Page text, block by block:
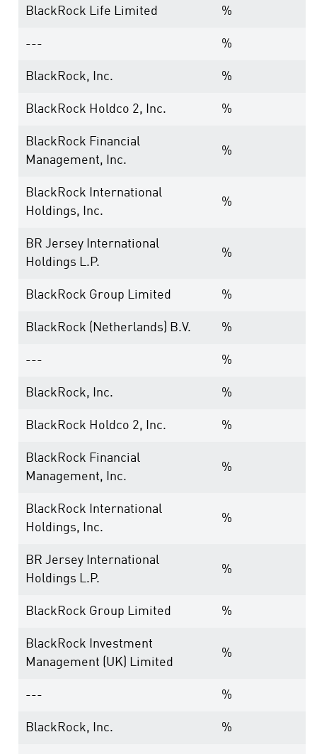
BlackRock Life Limited %
--- %
BlackRock, Inc. %
BlackRock Holdco 2, Inc. %
BlackRock Financial
Management, Inc.
%
BlackRock International
Holdings, Inc.
%
BR Jersey International
Holdings L.P.
%
BlackRock Group Limited %
BlackRock (Netherlands) B.V. %
--- %
BlackRock, Inc. %
BlackRock Holdco 2, Inc. %
BlackRock Financial
Management, Inc.
%
BlackRock International
Holdings, Inc.
%
BR Jersey International
Holdings L.P.
%
BlackRock Group Limited %
BlackRock Investment
Management (UK) Limited
%
--- %
BlackRock, Inc. %